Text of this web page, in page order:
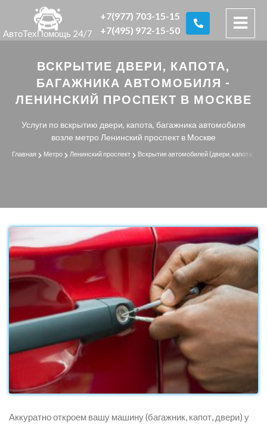
АвтоТехПомощь 24/7
+7(977) 703-15-15
+7(495) 972-15-50
ВСКРЫТИЕ ДВЕРИ, КАПОТА,
БАГАЖНИКА АВТОМОБИЛЯ -
ЛЕНИНСКИЙ ПРОСПЕКТ В МОСКВЕ
Услуги по вскрытию двери, капота, багажника автомобиля
возле метро Ленинский проспект в Москве
Главная Метро Ленинский проспект Вскрытие автомобилей (двери, капота,
Аккуратно откроем вашу машину (багажник, капот, двери) у